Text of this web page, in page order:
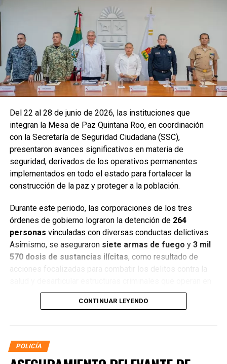
Del 22 al 28 de junio de 2026, las instituciones que
integran la Mesa de Paz Quintana Roo, en coordinación
con la Secretaría de Seguridad Ciudadana (SSC),
presentaron avances significativos en materia de
seguridad, derivados de los operativos permanentes
implementados en todo el estado para fortalecer la
construcción de la paz y proteger a la población.
Durante este periodo, las corporaciones de los tres
órdenes de gobierno lograron la detención de 264
personas vinculadas con diversas conductas delictivas.
Asimismo, se aseguraron siete armas de fuego y 3 mil
570 dosis de sustancias ilícitas, como resultado de
acciones focalizadas para combatir los delitos contra la
distintos municipios.
CONTINUAR LEYENDO
POLICÍA